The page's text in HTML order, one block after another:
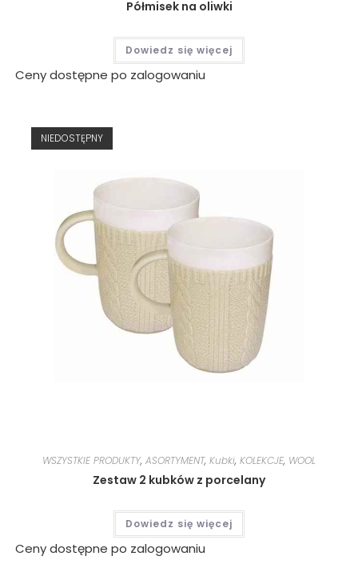
Półmisek na oliwki
Dowiedz się więcej
Ceny dostępne po zalogowaniu
NIEDOSTĘPNY
WSZYSTKIE PRODUKTY, ASORTYMENT, Kubki, KOLEKCJE, WOOL
Zestaw 2 kubków z porcelany
Dowiedz się więcej
Ceny dostępne po zalogowaniu